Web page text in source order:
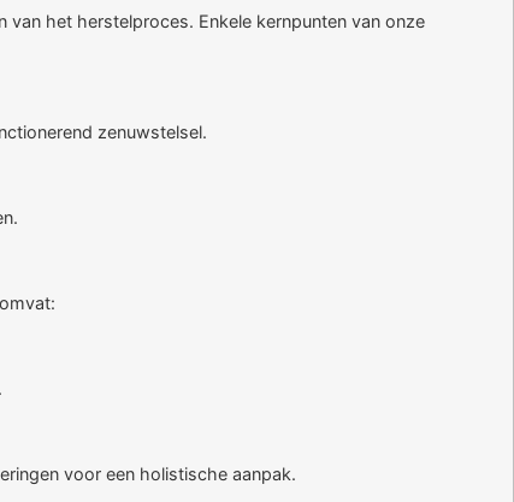
het herstelproces. Enkele kernpunten van onze
zenuwstelsel.
voor een holistische aanpak.